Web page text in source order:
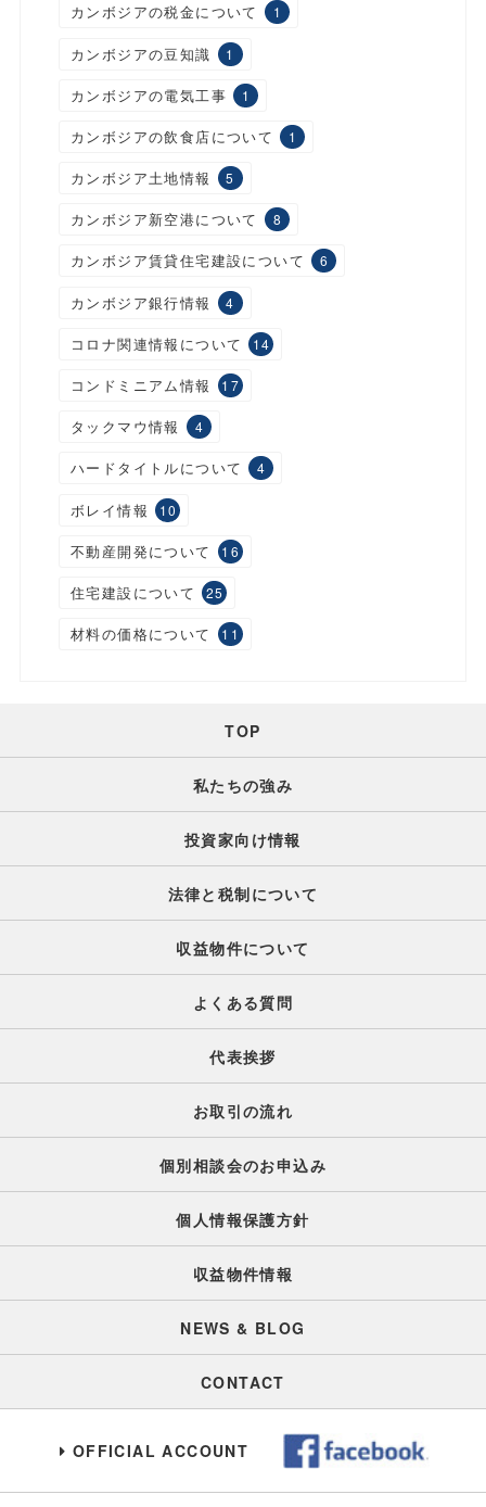
カンボジアの税金について 1
カンボジアの豆知識 1
カンボジアの電気工事 1
カンボジアの飲食店について 1
カンボジア土地情報 5
カンボジア新空港について 8
カンボジア賃貸住宅建設について 6
カンボジア銀行情報 4
コロナ関連情報について 14
コンドミニアム情報 17
タックマウ情報 4
ハードタイトルについて 4
ボレイ情報 10
不動産開発について 16
住宅建設について 25
材料の価格について 11
TOP
私たちの強み
投資家向け情報
法律と税制について
収益物件について
よくある質問
代表挨拶
お取引の流れ
個別相談会のお申込み
個人情報保護方針
収益物件情報
NEWS & BLOG
CONTACT
OFFICIAL ACCOUNT